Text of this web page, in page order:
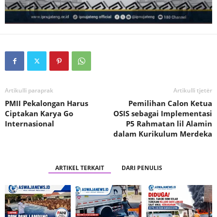
Artikulli paraprak
PMII Pekalongan Harus
Ciptakan Karya Go
Internasional
Artikulli tjetër
Pemilihan Calon Ketua
OSIS sebagai Implementasi
P5 Rahmatan lil Alamin
dalam Kurikulum Merdeka
ARTIKEL TERKAIT DARI PENULIS